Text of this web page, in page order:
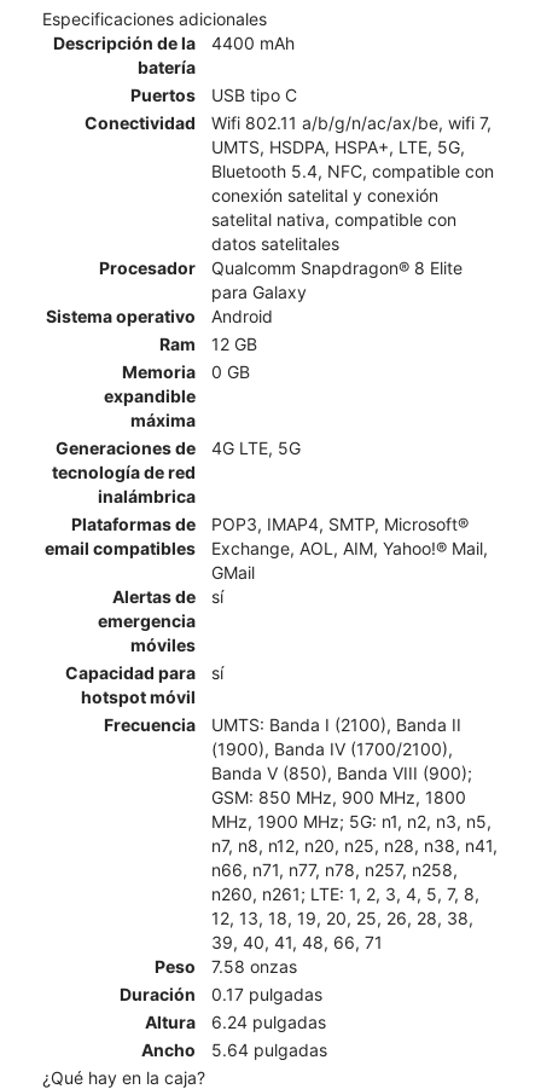
Especificaciones adicionales
Descripción de la
batería
4400 mAh
Puertos
USB tipo C
Conectividad
Wifi 802.11 a/b/g/n/ac/ax/be, wifi 7,
UMTS, HSDPA, HSPA+, LTE, 5G,
Bluetooth 5.4, NFC, compatible con
conexión satelital y conexión
satelital nativa, compatible con
datos satelitales
Procesador
Qualcomm Snapdragon® 8 Elite
para Galaxy
Sistema operativo
Android
Ram
12 GB
Memoria
expandible
máxima
0 GB
Generaciones de
tecnología de red
inalámbrica
4G LTE, 5G
Plataformas de
email compatibles
POP3, IMAP4, SMTP, Microsoft®
Exchange, AOL, AIM, Yahoo!® Mail,
GMail
Alertas de
emergencia
móviles
sí
Capacidad para
hotspot móvil
sí
Frecuencia
UMTS: Banda I (2100), Banda II
(1900), Banda IV (1700/2100),
Banda V (850), Banda VIII (900);
GSM: 850 MHz, 900 MHz, 1800
MHz, 1900 MHz; 5G: n1, n2, n3, n5,
n7, n8, n12, n20, n25, n28, n38, n41,
n66, n71, n77, n78, n257, n258,
n260, n261; LTE: 1, 2, 3, 4, 5, 7, 8,
12, 13, 18, 19, 20, 25, 26, 28, 38,
39, 40, 41, 48, 66, 71
Peso
7.58 onzas
Duración
0.17 pulgadas
Altura
6.24 pulgadas
Ancho
5.64 pulgadas
¿Qué hay en la caja?